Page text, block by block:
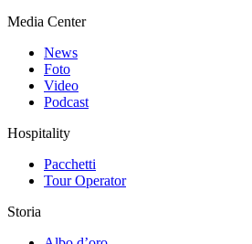
Media Center
News
Foto
Video
Podcast
Hospitality
Pacchetti
Tour Operator
Storia